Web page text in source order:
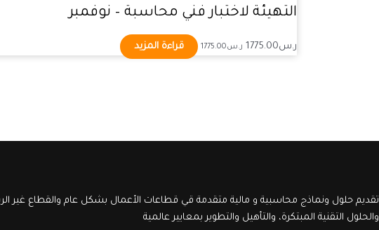
التهيئة لاختبار فني محاسبة – نوفمبر
ر.س1775.00 ر.س1775.00 قراءة المزيد
تقديم حلول ونماذج محاسبية و مالية متقدمة قي قطاعات الأعمال بشكل عام والقطاع غير
والحلول التقنية المبتكرة، والتأهيل والتطوير بمعايير عالمية